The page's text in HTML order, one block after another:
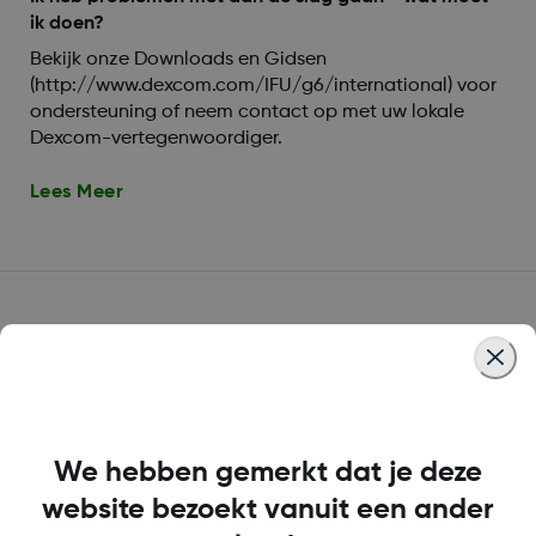
ik doen?
Bekijk onze Downloads en Gidsen
(http://www.dexcom.com/IFU/g6/international) voor
ondersteuning of neem contact op met uw lokale
Dexcom-vertegenwoordiger.
Lees Meer
Wat is de Dexcom G6?
De Dexcom G6 is Dexcom’s nieuwste generatie
continue glucosemonitoringsysteem (CGM).
We hebben gemerkt dat je deze
website bezoekt vanuit een ander